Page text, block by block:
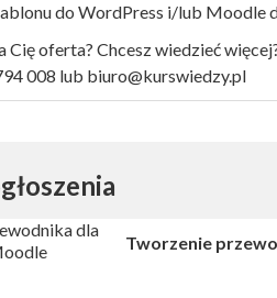
do WordPress i/lub Moodle
Cię oferta? Chcesz wiedzieć
008 lub biuro@kurswiedzy.pl
Tworzenie